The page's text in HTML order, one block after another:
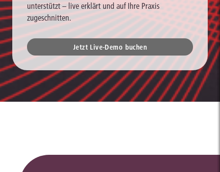
unterstützt – live erklärt und auf Ihre Praxis
zugeschnitten.
Jetzt Live-Demo buchen